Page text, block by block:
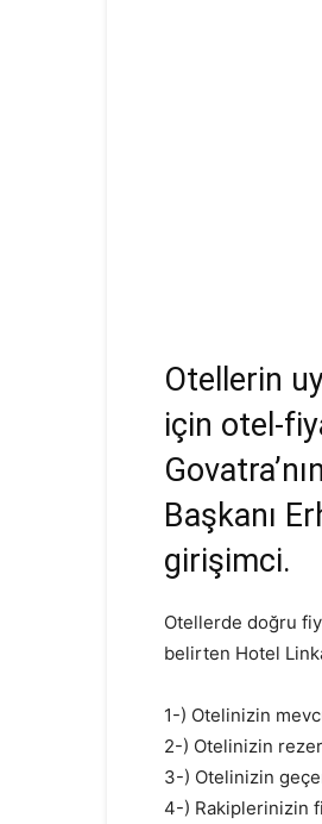
Otellerin
için otel-
Başkanı
girişimci.
Otellerde doğru
belirten Hotel
1-) Otelinizin
2-) Otelinizin
3-) Otelinizin
4-) Rakiplerinizin